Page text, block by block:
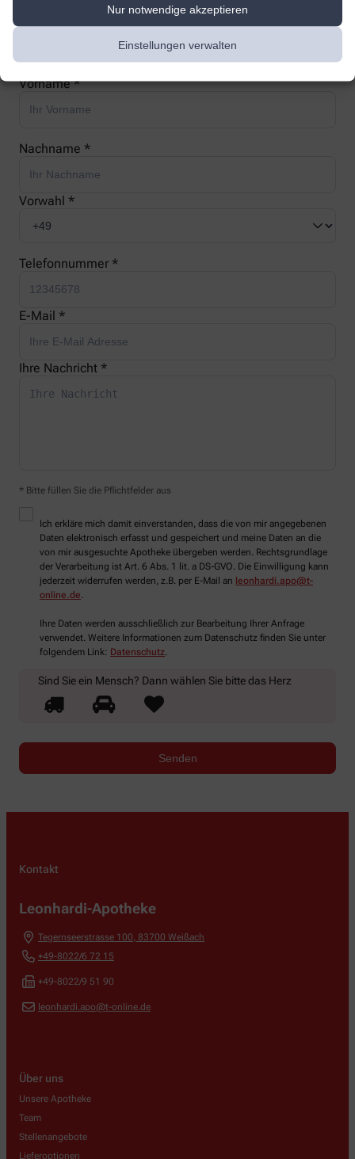
Nur notwendige akzeptieren
Einstellungen verwalten
Besuch bei uns in der Apotheke abholen.
Vorname *
Nachname *
Vorwahl *
Telefonnummer *
E-Mail *
Ihre Nachricht *
* Bitte füllen Sie die Pflichtfelder aus
Ich erkläre mich damit einverstanden, dass die von mir angegebenen
Daten elektronisch erfasst und gespeichert und meine Daten an die
von mir ausgesuchte Apotheke übergeben werden. Rechtsgrundlage
der Verarbeitung ist Art. 6 Abs. 1 lit. a DS-GVO. Die Einwilligung kann
jederzeit widerrufen werden, z.B. per E-Mail an leonhardi.apo@t-
online.de.
Ihre Daten werden ausschließlich zur Bearbeitung Ihrer Anfrage
verwendet. Weitere Informationen zum Datenschutz finden Sie unter
folgendem Link: Datenschutz.
Sind Sie ein Mensch? Dann wählen Sie bittedas Herz
Kontakt
Leonhardi-Apotheke
Tegernseerstrasse 100, 83700 Weißach
+49-8022/6 72 15
+49-8022/9 51 90
leonhardi.apo@t-online.de
Über uns
Unsere Apotheke
Team
Stellenangebote
Lieferoptionen